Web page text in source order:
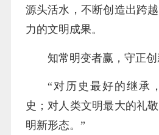
源头活水，不断创造出跨
力的文明成果。
知常明变者赢，守正创
“对历史最好的继承
史；对人类文明最大的礼
明新形态。”